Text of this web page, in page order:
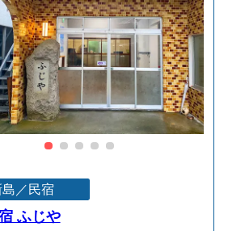
島／民宿
ふじや